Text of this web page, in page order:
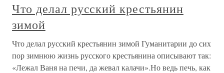
Что делал русский крестьянин
зимой
Что делал русский крестьянин зимой Гуманитарии до сих
пор зимнюю жизнь русского крестьянина описывают так:
«Лежал Ваня на печи, да жевал калачи».Но ведь печь, как